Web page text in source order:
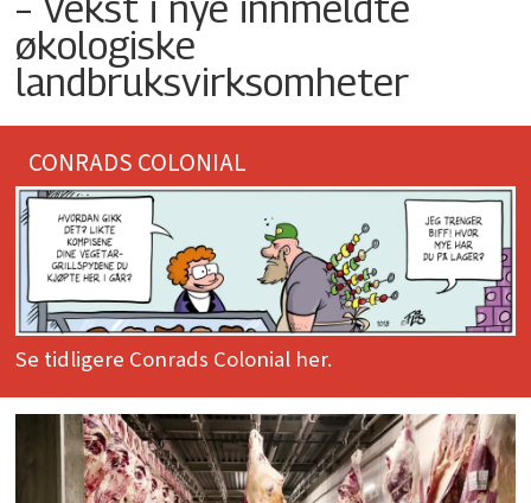
økologiske
landbruksvirksomheter
CONRADS COLONIAL
Se tidligere Conrads Colonial her.